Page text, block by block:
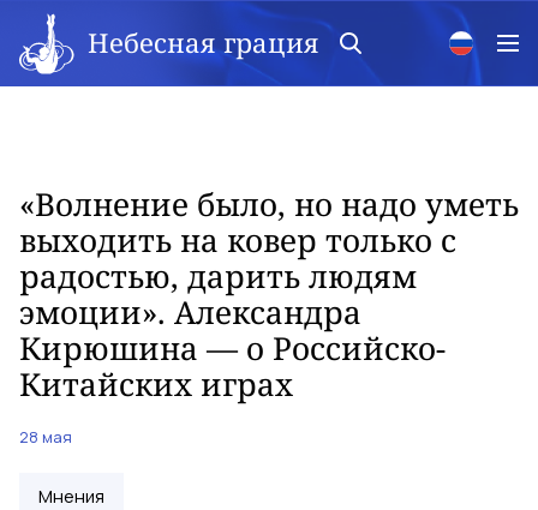
Небесная грация
«Волнение было, но надо уметь
выходить на ковер только с
радостью, дарить людям
эмоции». Александра
Кирюшина — о Российско-
Китайских играх
28 мая
Мнения